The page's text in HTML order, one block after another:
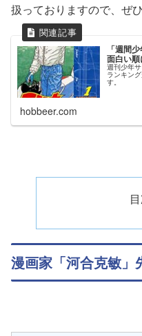
扱っておりますので、ぜ
「週間
面白い
週刊少年
ランキン
す。
hobbeer.com
漫画家「河合克敏」